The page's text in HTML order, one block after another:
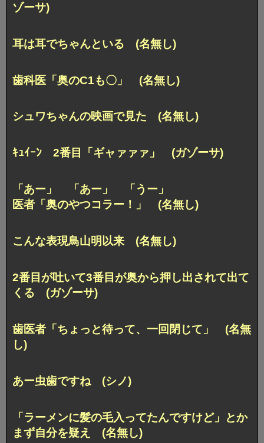
ゾーサ)
耳は耳でちゃんといる (名無し)
歯科医「奥のC1も〇」 (名無し)
シュワちゃんの映画で見た (名無し)
ｷｭｲｰﾝ 2番目「ギャァァァ」 (ガゾーサ)
「あー」 「あー」 「うー」
医者「奥のやつコラー！」 (名無し)
こんな表現鳥山明以来 (名無し)
2番目が吐いて3番目が奥から押し出されて出て
くる (ガゾーサ)
歯医者「ちょっと待って、一回閉じて」 (名無
し)
あー虫歯ですね (シノ)
「ラーメンに髪の毛入ってたんですけど」とか
まず自分を疑え (名無し)